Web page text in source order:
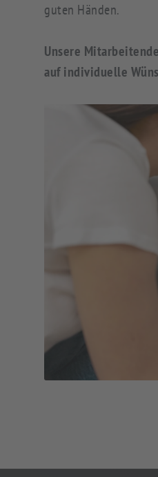
guten Händen.
Unsere
auf individuelle